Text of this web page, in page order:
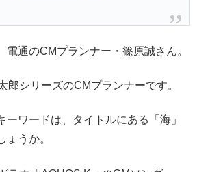
電通のCMプランナー・篠原誠さん。
郎シリーズのCMプランナーです。
ーワードは、タイトルにある「海」
ょうか。